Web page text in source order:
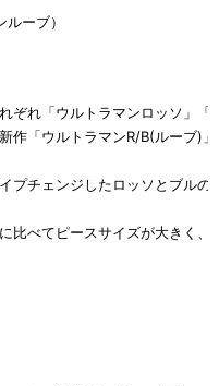
ーブ）
ぞれ「ウルトラマンロッソ」「
作「ウルトラマンR/B(ルーブ)
プチェンジしたロッソとブル
比べてピースサイズが大きく